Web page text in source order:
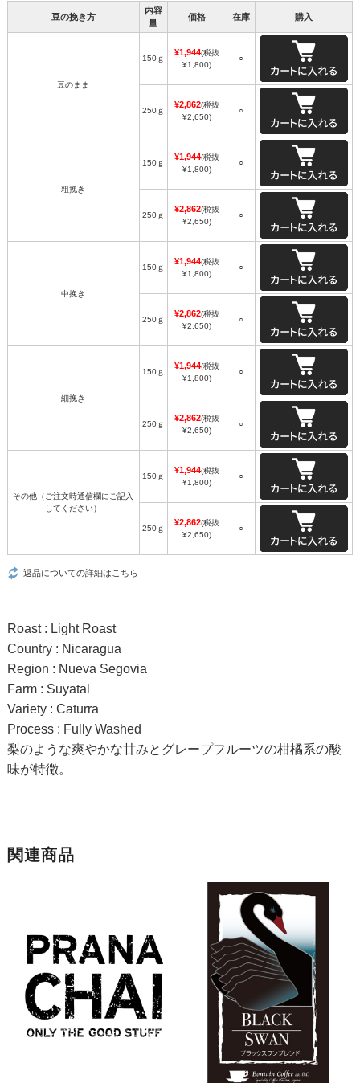
豆の挽き方
内容
量
価格 在庫 購入
豆のまま
150ｇ
¥1,944(税抜
¥1,800)
○
250ｇ
¥2,862(税抜
¥2,650)
○
粗挽き
150ｇ
¥1,944(税抜
¥1,800)
○
250ｇ
¥2,862(税抜
¥2,650)
○
中挽き
150ｇ
¥1,944(税抜
¥1,800)
○
250ｇ
¥2,862(税抜
¥2,650)
○
細挽き
150ｇ
¥1,944(税抜
¥1,800)
○
250ｇ
¥2,862(税抜
¥2,650)
○
その他（ご注文時通信欄にご記入
してください）
150ｇ
¥1,944(税抜
¥1,800)
○
250ｇ
¥2,862(税抜
¥2,650)
○
返品についての詳細はこちら
Roast : Light Roast
Country : Nicaragua
Region : Nueva Segovia
Farm : Suyatal
Variety : Caturra
Process : Fully Washed
梨のような爽やかな甘みとグレープフルーツの柑橘系の酸
味が特徴。
関連商品